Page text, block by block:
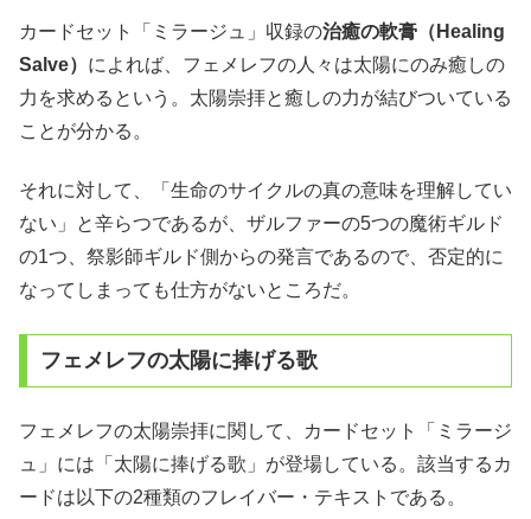
カードセット「ミラージュ」収録の治癒の軟膏（Healing
Salve） によれば、フェメレフの人々は太陽にのみ癒しの
力を求めるという。太陽崇拝と癒しの力が結びついている
ことが分かる。
それに対して、「生命のサイクルの真の意味を理解してい
ない」と辛らつであるが、ザルファーの5つの魔術ギルド
の1つ、祭影師ギルド側からの発言であるので、否定的に
なってしまっても仕方がないところだ。
フェメレフの太陽に捧げる歌
フェメレフの太陽崇拝に関して、カードセット「ミラージ
ュ」には「太陽に捧げる歌」が登場している。該当するカ
ードは以下の2種類のフレイバー・テキストである。